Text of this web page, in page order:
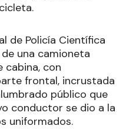
de Policía Científica
una camioneta
cabina, con
frontal, incrustada
público que
conductor se dio a la
uniformados.